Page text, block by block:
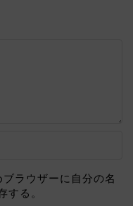
ラウザーに自分の名
する。